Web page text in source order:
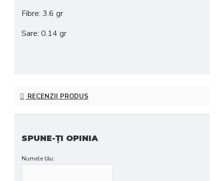
Fibre: 3.6 gr
Sare: 0.14 gr
RECENZII PRODUS
SPUNE-ŢI OPINIA
Numele tău: